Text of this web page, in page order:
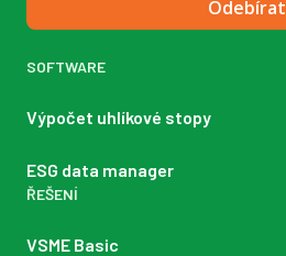
Odebírat
SOFTWARE
Výpočet uhlíkové stopy
ESG data manager
ŘEŠENÍ
VSME Basic